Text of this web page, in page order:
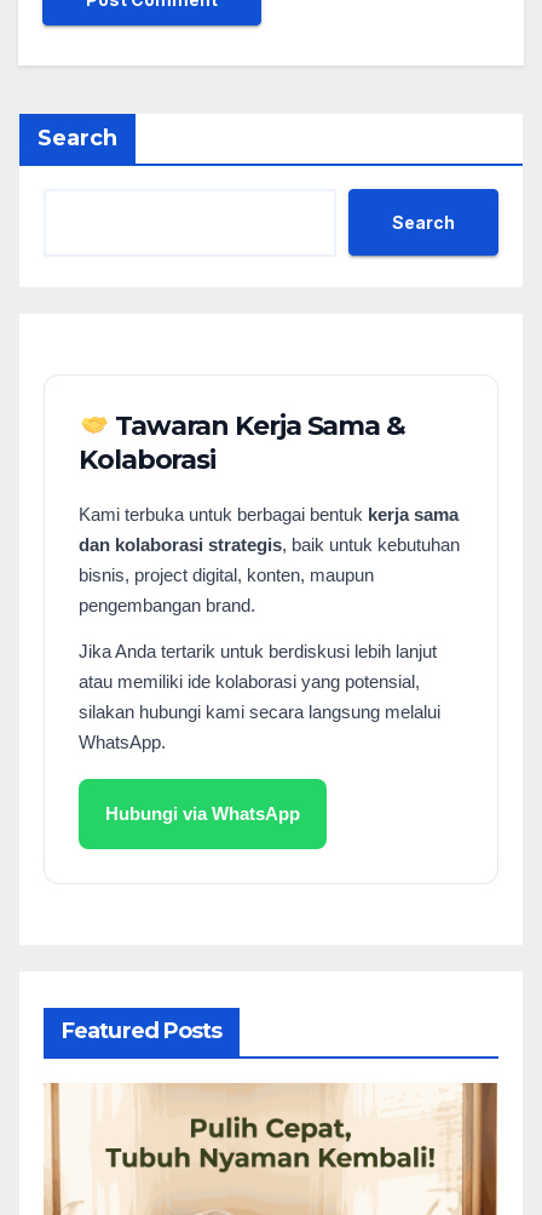
Search
Search
Tawaran Kerja Sama &
Kolaborasi
Kami terbuka untuk berbagai bentuk kerja sama
dan kolaborasi strategis, baik untuk kebutuhan
bisnis, project digital, konten, maupun
pengembangan brand.
Jika Anda tertarik untuk berdiskusi lebih lanjut
atau memiliki ide kolaborasi yang potensial,
silakan hubungi kami secara langsung melalui
WhatsApp.
Hubungi via WhatsApp
Featured Posts